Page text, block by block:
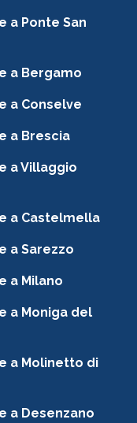
a Ponte San
a Bergamo
a Conselve
a Brescia
a Villaggio
a Castelmella
a Sarezzo
a Milano
a Moniga del
a Molinetto di
a Desenzano